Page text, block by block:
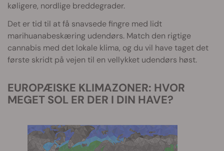
køligere, nordlige breddegrader.
Det er tid til at få snavsede fingre med lidt
marihuanabeskæring udendørs. Match den rigtige
cannabis med det lokale klima, og du vil have taget det
første skridt på vejen til en vellykket udendørs høst.
EUROPÆISKE KLIMAZONER: HVOR
MEGET SOL ER DER I DIN HAVE?